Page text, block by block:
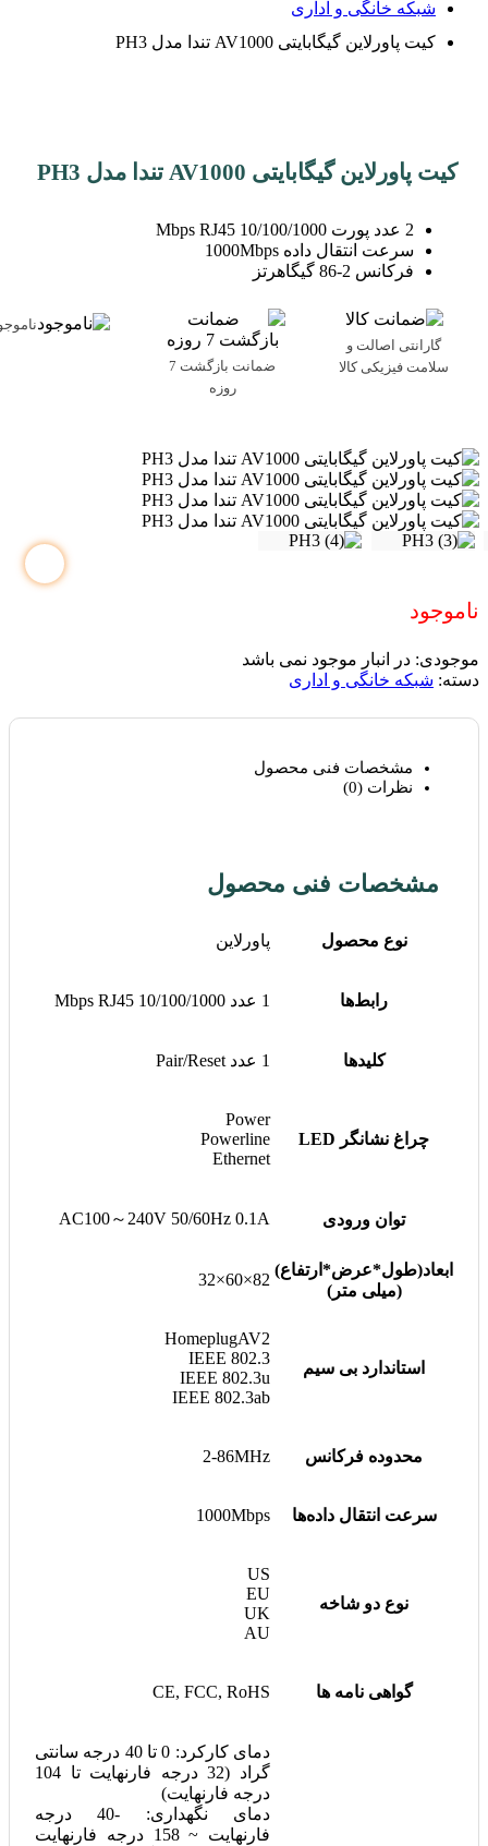
شبکه خانگی و اداری
کیت پاورلاین گیگابایتی AV1000 تندا مدل PH3
کیت پاورلاین گیگابایتی AV1000 تندا مدل PH3
2 عدد پورت 10/100/1000 Mbps RJ45
سرعت انتقال داده 1000Mbps
فرکانس 2-86 گیگاهرتز
گارانتی اصالت و
سلامت فیزیکی کالا
ضمانت بازگشت 7
روزه
ناموجود
موجودی: در انبار موجود نمی باشد
دسته: شبکه خانگی و اداری
مشخصات فنی محصول
نظرات (0)
مشخصات فنی محصول
نوع محصول پاورلاین
رابط‌ها 1 عدد 10/100/1000 Mbps RJ45
کلیدها 1 عدد Pair/Reset
چراغ نشانگر LED
Power
Powerline
Ethernet
توان ورودی AC100～240V 50/60Hz 0.1A
ابعاد(طول*عرض*ارتفاع)
(میلی متر)
82×60×32
استاندارد بی سیم
HomeplugAV2
IEEE 802.3
IEEE 802.3u
IEEE 802.3ab
محدوده فرکانس 2-86MHz
سرعت انتقال داده‌ها 1000Mbps
نوع دو شاخه
US
EU
UK
AU
گواهی نامه ها CE, FCC, RoHS
دمای کارکرد: 0 تا 40 درجه سانتی
گراد (32 درجه فارنهایت تا 104
درجه فارنهایت)
دمای نگهداری: -40 درجه
فارنهایت ~ 158 درجه فارنهایت